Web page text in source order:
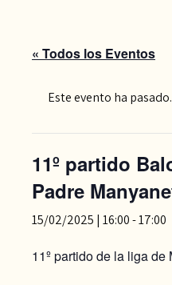
« Todos los Eventos
Este evento ha pasado.
11º partido
Padre
15/02/2025 | 16:00-17:00
11º partido de la liga